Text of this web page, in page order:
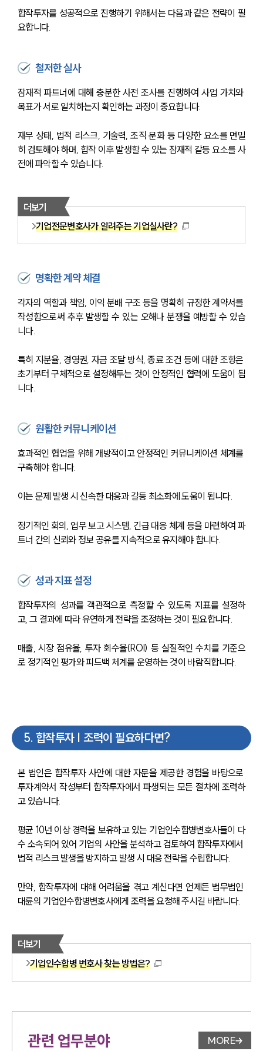
합작투자를 성공적으로 진행하기 위해서는 다음과 같은 전략이 필
요합니다.
철저한 실사
잠재적 파트너에 대해 충분한 사전 조사를 진행하여 사업 가치와
목표가 서로 일치하는지 확인하는 과정이 중요합니다.
재무 상태, 법적 리스크, 기술력, 조직 문화 등 다양한 요소를 면밀
히 검토해야 하며, 합작 이후 발생할 수 있는 잠재적 갈등 요소를 사
전에 파악할 수 있습니다.
더보기
기업전문변호사가 알려주는 기업실사란?
명확한 계약 체결
각자의 역할과 책임, 이익 분배 구조 등을 명확히 규정한 계약서를
작성함으로써 추후 발생할 수 있는 오해나 분쟁을 예방할 수 있습
니다.
특히 지분율, 경영권, 자금 조달 방식, 종료 조건 등에 대한 조항은
초기부터 구체적으로 설정해두는 것이 안정적인 협력에 도움이 됩
니다.
원활한 커뮤니케이션
효과적인 협업을 위해 개방적이고 안정적인 커뮤니케이션 체계를
구축해야 합니다.
이는 문제 발생 시 신속한 대응과 갈등 최소화에 도움이 됩니다.
정기적인 회의, 업무 보고 시스템, 긴급 대응 체계 등을 마련하여 파
트너 간의 신뢰와 정보 공유를 지속적으로 유지해야 합니다.
성과 지표 설정
합작투자의 성과를 객관적으로 측정할 수 있도록 지표를 설정하
고, 그 결과에 따라 유연하게 전략을 조정하는 것이 필요합니다.
매출, 시장 점유율, 투자 회수율(ROI) 등 실질적인 수치를 기준으
로 정기적인 평가와 피드백 체계를 운영하는 것이 바람직합니다.
5. 합작투자 | 조력이 필요하다면?
본 법인은 합작투자 사안에 대한 자문을 제공한 경험을 바탕으로
투자계약서 작성부터 합작투자에서 파생되는 모든 절차에 조력하
고 있습니다.
평균 10년 이상 경력을 보유하고 있는 기업인수합병변호사들이 다
수 소속되어 있어 기업의 사안을 분석하고 검토하여 합작투자에서
법적 리스크 발생을 방지하고 발생 시 대응 전략을 수립합니다.
만약, 합작투자에 대해 어려움을 겪고 계신다면 언제든 법무법인
대륜의 기업인수합병변호사에게 조력을 요청해 주시길 바랍니다.
더보기
기업인수합병 변호사 찾는 방법은?
관련 업무분야 업무분야
MORE